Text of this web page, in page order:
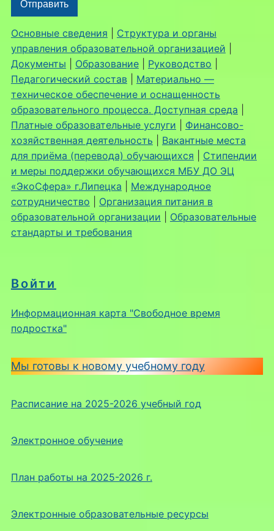
Войти
Информационная карта "Свободное время
подростка"
Мы готовы к новому учебному году
Расписание на 2025-2026 учебный год
Электронное обучение
План работы на 2025-2026 г.
Электронные образовательные ресурсы
Основные сведения
Структура и органы
управления образовательной организацией
Документы
Образование| Руководство
Педагогический состав
Материально —
техническое обеспечение и оснащенность
образовательного процесса. Доступная среда
Платные образовательные услуги
Финансово-
хозяйственная деятельность
Вакантные места
для приёма (перевода) обучающихся
Стипендии
и меры поддержки обучающихся МБУ ДО ЭЦ
«ЭкоСфера» г.Липецка
Международное
сотрудничество
Организация питания в
образовательной организации
Образовательные
стандарты и требования